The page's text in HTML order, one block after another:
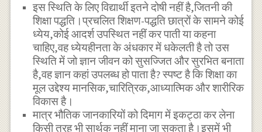
इस स्थिति के लिए विद्यार्थी इतने दोषी नहीं है,जितनी की
शिक्षा पद्धति।प्रचलित शिक्षण-पद्धति छात्रों के सामने कोई
ध्येय,कोई आदर्श उपस्थित नहीं कर पाती या कहना
चाहिए,वह ध्येयहीनता के अंधकार में धकेलती है तो उस
स्थिति में जो ज्ञान जीवन को सुसज्जित और सुरभित बनाता
है,वह ज्ञान कहां उपलब्ध हो पाता है? स्पष्ट है कि शिक्षा का
मूल उद्देश्य मानसिक,चारित्रिक,आध्यात्मिक और शारीरिक
विकास है।
मात्र भौतिक जानकारियों को दिमाग में इकट्ठा कर लेना
किसी तरह भी सार्थक नहीं माना जा सकता है।इसमें भी